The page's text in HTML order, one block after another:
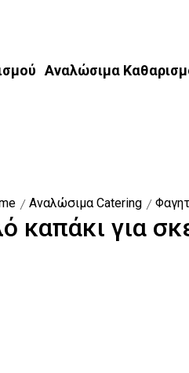
Αναλώσιμα
Αναλώσιμα Catering
καπάκι για